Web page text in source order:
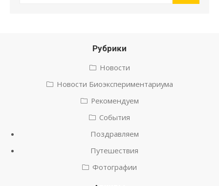
Рубрики
Новости
Новости Биоэкспериментариума
Рекомендуем
События
Поздравляем
Путешествия
Фотографии